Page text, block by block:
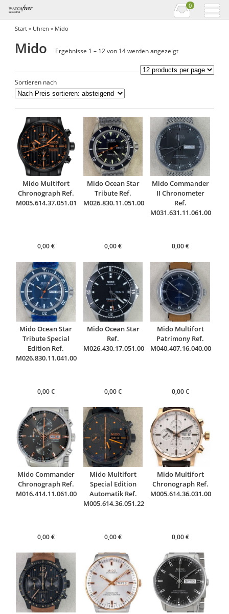
0
Start » Uhren » Mido
Mido Ergebnisse 1 – 12 von 14 werden angezeigtNach
sortiert:
Sortieren nach
Mido Multifort
Chronograph Ref.
M005.614.37.051.01
0,00€
Mido Ocean Star
Tribute Ref.
M026.830.11.051.00
0,00€
Mido Commander
II Chronometer
Ref.
M031.631.11.061.00
0,00€
Mido Ocean Star
Tribute Special
Edition Ref.
M026.830.11.041.00
0,00€
Mido Ocean Star
Ref.
M026.430.17.051.00
0,00€
Mido Multifort
Patrimony Ref.
M040.407.16.040.00
0,00€
Mido Commander
Chronograph Ref.
M016.414.11.061.00
0,00€
Mido Multifort
Special Edition
Automatik Ref.
M005.614.36.051.22
0,00€
Mido Multifort
Chronograph Ref.
M005.614.36.031.00
0,00€